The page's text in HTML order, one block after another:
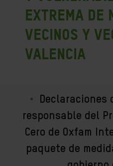
extrema de
vecinos y
Valencia
Declaraciones
responsable del
Cero de Oxfam
paquete de